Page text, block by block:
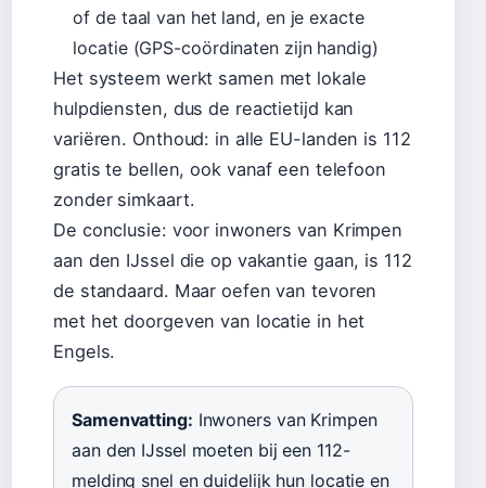
of de taal van het land, en je exacte
locatie (GPS-coördinaten zijn handig)
Het systeem werkt samen met lokale
hulpdiensten, dus de reactietijd kan
variëren. Onthoud: in alle EU-landen is 112
gratis te bellen, ook vanaf een telefoon
zonder simkaart.
De conclusie: voor inwoners van Krimpen
aan den IJssel die op vakantie gaan, is 112
de standaard. Maar oefen van tevoren
met het doorgeven van locatie in het
Engels.
Samenvatting: Inwoners van Krimpen
aan den IJssel moeten bij een 112-
melding snel en duidelijk hun locatie en